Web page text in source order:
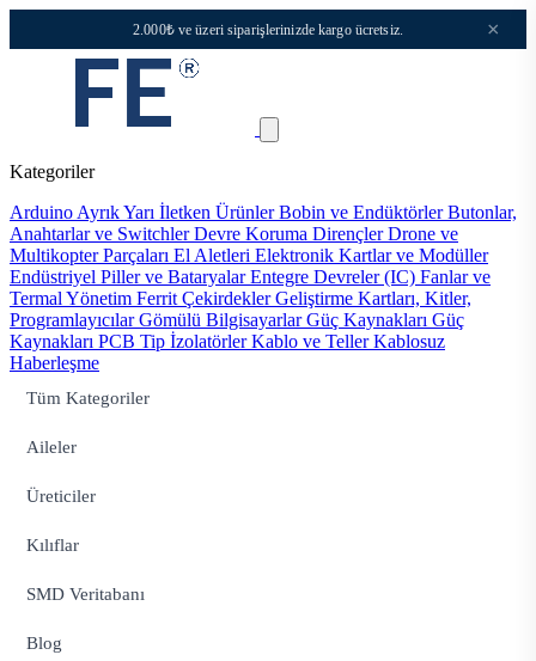
2.000₺ ve üzeri siparişlerinizde kargo ücretsiz. ×
Kategoriler
Arduino Ayrık Yarı İletken ÜrünlerBobin ve EndüktörlerButonlar,
Anahtarlar ve SwitchlerDevre Koruma DirençlerDrone ve
Multikopter Parçaları El Aletleri Elektronik Kartlar ve Modüller
Endüstriyel Piller ve BataryalarEntegre Devreler (IC) Fanlar ve
Termal Yönetim Ferrit ÇekirdeklerGeliştirme Kartları, Kitler,
ProgramlayıcılarGömülü BilgisayarlarGüç Kaynakları Güç
Kaynakları PCB Tip İzolatörlerKablo ve TellerKablosuz
Haberleşme
Tüm Kategoriler
Aileler
Üreticiler
Kılıflar
SMD Veritabanı
Blog